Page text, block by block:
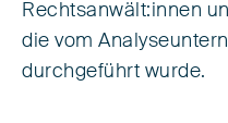
Rechtsanwält:innen
die vom
durchgeführt wurde.